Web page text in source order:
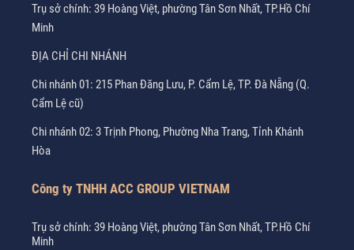
Trụ sở chính: 39 Hoàng Việt, phường Tân Sơn Nhất, TP.Hồ Chí
Minh
ĐỊA CHỈ CHI NHÁNH
Chi nhánh 01: 215 Phan Đăng Lưu, P. Cẩm Lệ, TP. Đà Nẵng (Q.
Cẩm Lệ cũ)
Chi nhánh 02: 3 Trịnh Phong, Phường Nha Trang, Tỉnh Khánh
Hòa
Công ty TNHH ACC GROUP VIETNAM
Trụ sở chính: 39 Hoàng Việt, phường Tân Sơn Nhất, TP.Hồ Chí
Minh